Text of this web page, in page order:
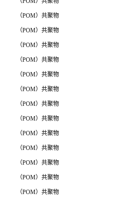
（POM）共聚物
（POM）共聚物
（POM）共聚物
（POM）共聚物
（POM）共聚物
（POM）共聚物
（POM）共聚物
（POM）共聚物
（POM）共聚物
（POM）共聚物
（POM）共聚物
（POM）共聚物
（POM）共聚物